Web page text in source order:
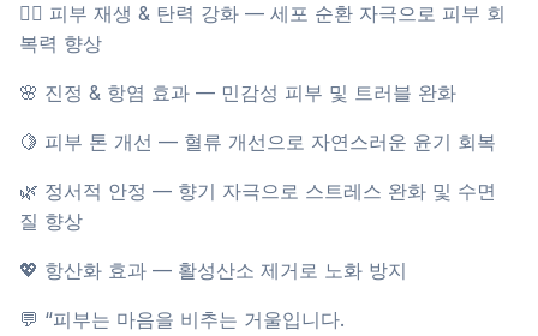
💆‍♀️ 피부 재생 & 탄력 강화 — 세포 순환 자극으로 피부 회
복력 향상
🌸 진정 & 항염 효과 — 민감성 피부 및 트러블 완화
🍋 피부 톤 개선 — 혈류 개선으로 자연스러운 윤기 회복
🌿 정서적 안정 — 향기 자극으로 스트레스 완화 및 수면
질 향상
💖 항산화 효과 — 활성산소 제거로 노화 방지
💬 “피부는 마음을 비추는 거울입니다.